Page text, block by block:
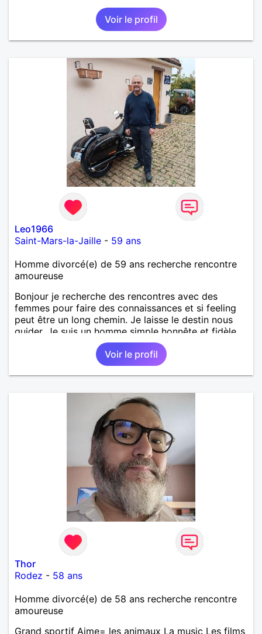
Voir le profil
Leo1966
Saint-Mars-la-Jaille - 59 ans
Homme divorcé(e) de 59 ans recherche rencontre
amoureuse
Bonjour je recherche des rencontres avec des
femmes pour faire des connaissances et si feeling
peut être un long chemin. Je laisse le destin nous
guider. Je suis un homme simple honnête et fidèle.
Voir le profil
Thor
Rodez - 58 ans
Homme divorcé(e) de 58 ans recherche rencontre
amoureuse
Grand sportif Aime= les animaux La music Les films